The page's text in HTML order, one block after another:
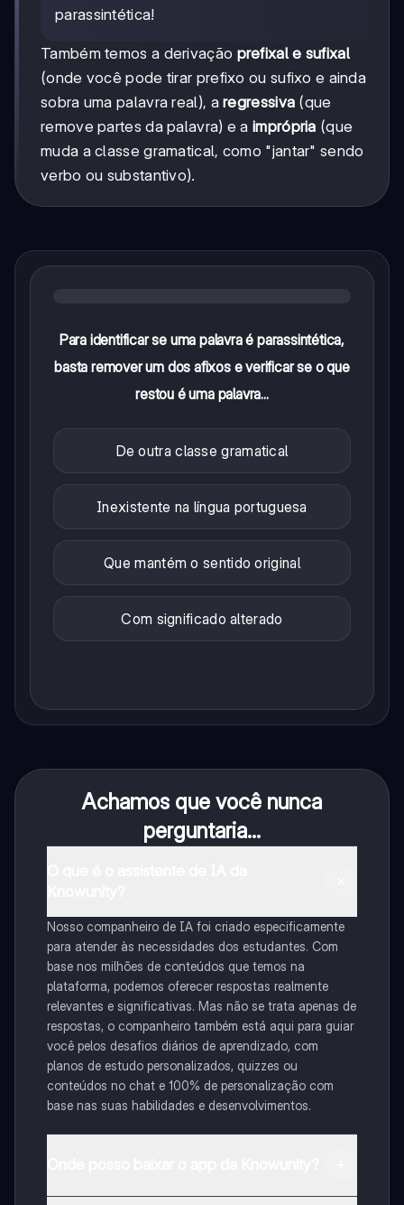
parassintética!
Também temos a derivação prefixal e sufixal
(onde você pode tirar prefixo ou sufixo e ainda
sobra uma palavra real), aregressiva (que
remove partes da palavra) e aimprópria (que
muda a classe gramatical, como "jantar" sendo
verbo ou substantivo).
Para identificar se uma palavra é parassintética,
basta remover um dos afixos e verificar se o que
restou é uma palavra...
De outra classe gramatical
Inexistente na língua portuguesa
Que mantém o sentido original
Com significado alterado
Achamos que você nunca
perguntaria...
Nosso companheiro de IA foi criado especificamente
para atender às necessidades dos estudantes. Com
base nos milhões de conteúdos que temos na
plataforma, podemos oferecer respostas realmente
relevantes e significativas. Mas não se trata apenas de
respostas, o companheiro também está aqui para guiar
você pelos desafios diários de aprendizado, com
planos de estudo personalizados, quizzes ou
conteúdos no chat e 100% de personalização com
base nas suas habilidades e desenvolvimentos.